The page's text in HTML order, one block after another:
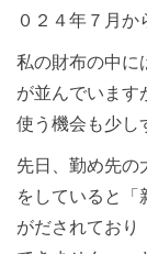
０２４年７月か
私の財布の中に
が並んでいます
使う機会も少し
先日、勤め先の
をしていると「
がだされており